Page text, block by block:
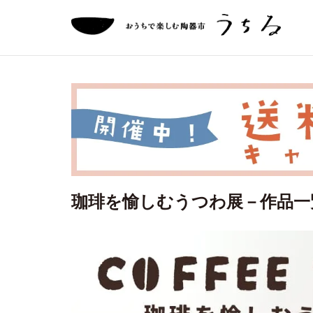
珈琲を愉しむうつわ展－作品